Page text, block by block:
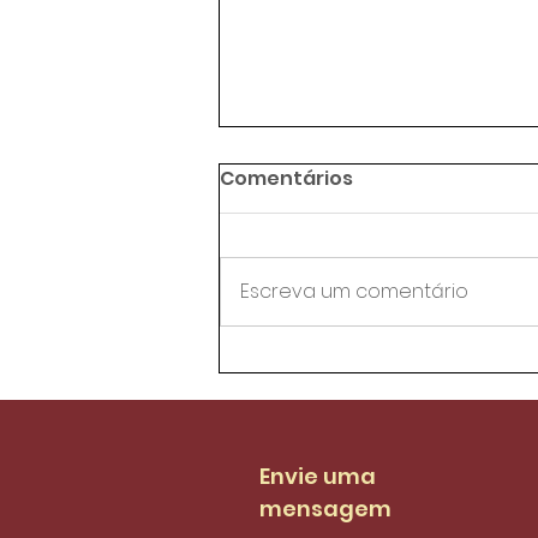
Agentes de trânsito da
AMC aprovam proposta
PCCS
Comentários
Escreva um comentário
Envie uma
mensagem